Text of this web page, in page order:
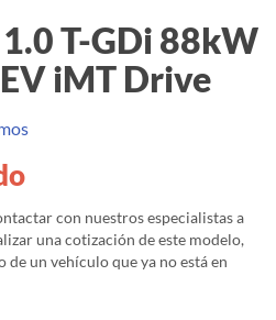
T-GDi 88kW
iMT Drive
con nuestros especialistas a
una cotización de este modelo,
de un vehículo que ya no está en